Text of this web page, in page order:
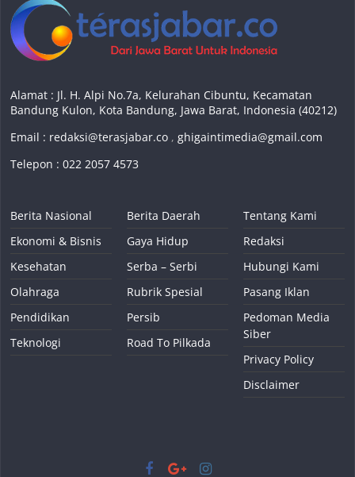
Alamat : Jl. H. Alpi No.7a, Kelurahan Cibuntu, Kecamatan
Bandung Kulon, Kota Bandung, Jawa Barat, Indonesia (40212)
Email : redaksi@terasjabar.co ,ghigaintimedia@gmail.com
Telepon : 022 2057 4573
Berita Nasional
Ekonomi & Bisnis
Kesehatan
Olahraga
Pendidikan
Teknologi
Berita Daerah
Gaya Hidup
Serba – Serbi
Rubrik Spesial
Persib
Road To Pilkada
Tentang Kami
Redaksi
Hubungi Kami
Pasang Iklan
Pedoman Media
Siber
Privacy Policy
Disclaimer